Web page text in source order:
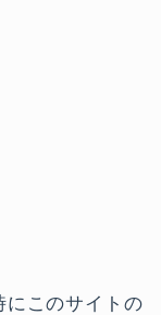
このサイトの